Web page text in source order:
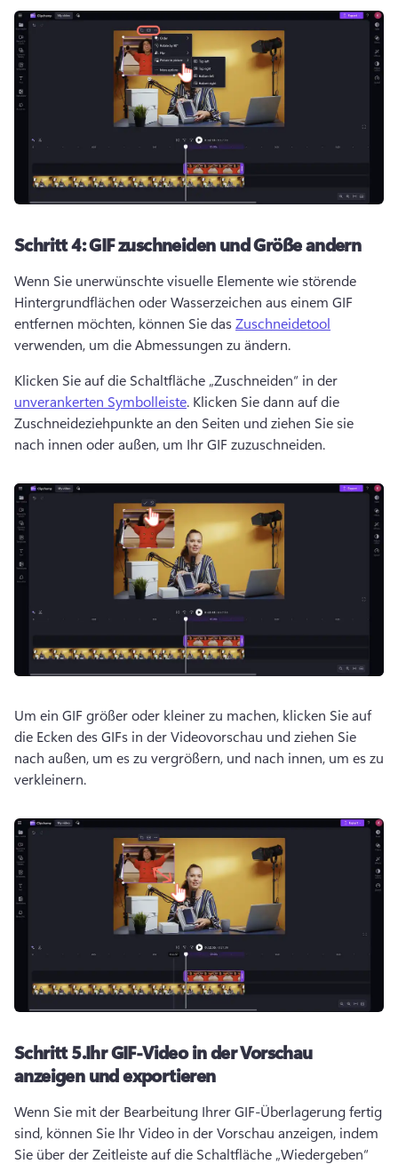
Schritt 4:GIF zuschneiden und Größe andern
Wenn Sie unerwünschte visuelle Elemente wie störende
Hintergrundflächen oder Wasserzeichen aus einem GIF
entfernen möchten, können Sie das Zuschneidetool
verwenden, um die Abmessungen zu ändern.
Klicken Sie auf die Schaltfläche „Zuschneiden“ in der
unverankerten Symbolleiste. Klicken Sie dann auf die
Zuschneideziehpunkte an den Seiten und ziehen Sie sie
nach innen oder außen, um Ihr GIF zuzuschneiden.
Um ein GIF größer oder kleiner zu machen, klicken Sie auf
die Ecken des GIFs in der Videovorschau und ziehen Sie
nach außen, um es zu vergrößern, und nach innen, um es zu
verkleinern.
Schritt 5.Ihr GIF-Video in der Vorschau
anzeigen und exportieren
Wenn Sie mit der Bearbeitung Ihrer GIF-Überlagerung fertig
sind, können Sie Ihr Video in der Vorschau anzeigen, indem
Sie über der Zeitleiste auf die Schaltfläche „Wiedergeben“